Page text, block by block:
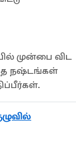
முன்பை விட
நஷ்டங்கள்